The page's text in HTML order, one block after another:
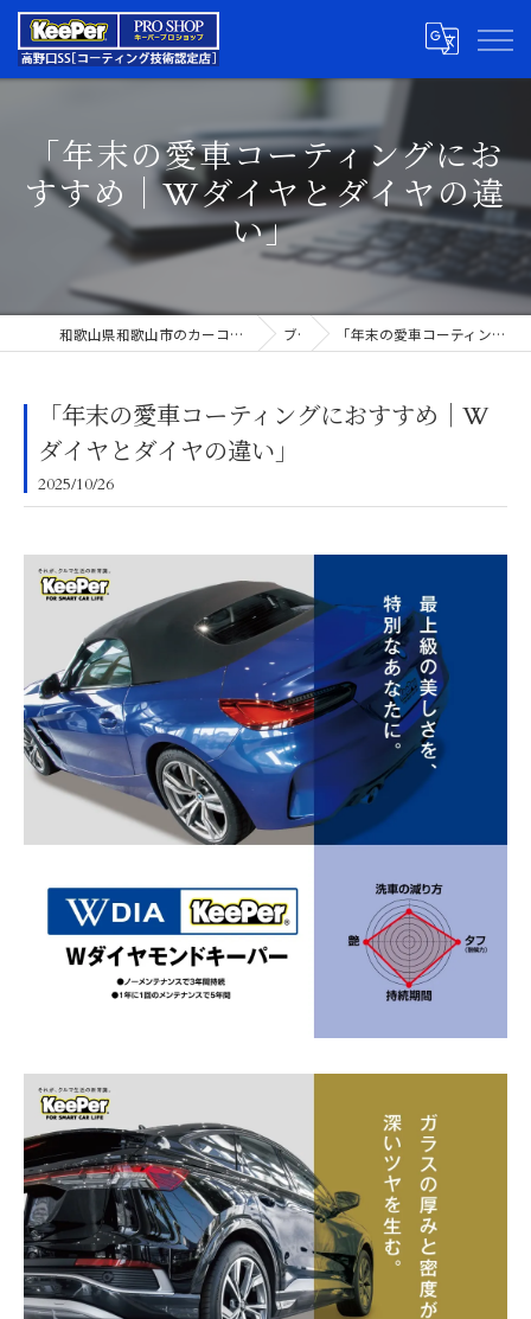
「年末の愛車コーティングにお
すすめ｜Wダイヤとダイヤの違
い」
和歌山県和歌山市のカーコーティングならキーパープロショップ高野口SS ブログ 「年末の愛車コーティングにおすすめ｜Wダイヤとダイヤの違い」
「年末の愛車コーティングにおすすめ｜W
ダイヤとダイヤの違い」
2025/10/26